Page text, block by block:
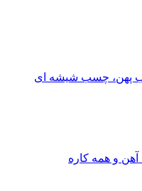
پهن، چسب شیشه ای
و همه کاره